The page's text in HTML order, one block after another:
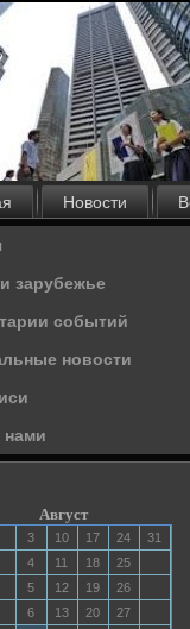
Новости
зарубежье
событий
новости
нами
Август
3 10 17 24
31
4 11 18
25
5 12 19
26
6 13 20
27